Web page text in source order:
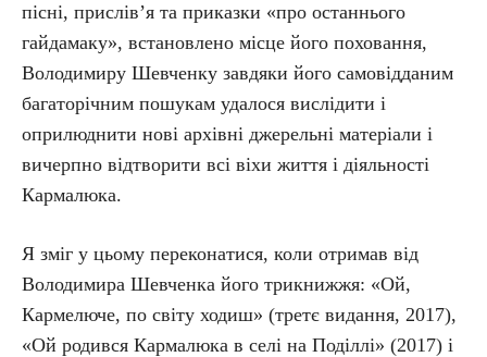
пісні, прислів’я та приказки «про останнього
гайдамаку», встановлено місце його поховання,
Володимиру Шевченку завдяки його самовідданим
багаторічним пошукам удалося вислідити і
оприлюднити нові архівні джерельні матеріали і
вичерпно відтворити всі віхи життя і діяльності
Кармалюка.
Я зміг у цьому переконатися, коли отримав від
Володимира Шевченка його трикнижжя: «Ой,
Кармелюче, по світу ходиш» (третє видання, 2017),
«Ой родився Кармалюка в селі на Поділлі» (2017) і